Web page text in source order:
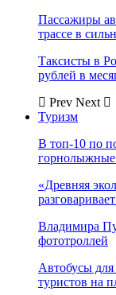
Пассажиры
трассе в
Таксисты в
рублей в
Prev Next
Туризм
В топ-10 по
«Древняя
Владимира
фототроллей
Автобусы
туристов на